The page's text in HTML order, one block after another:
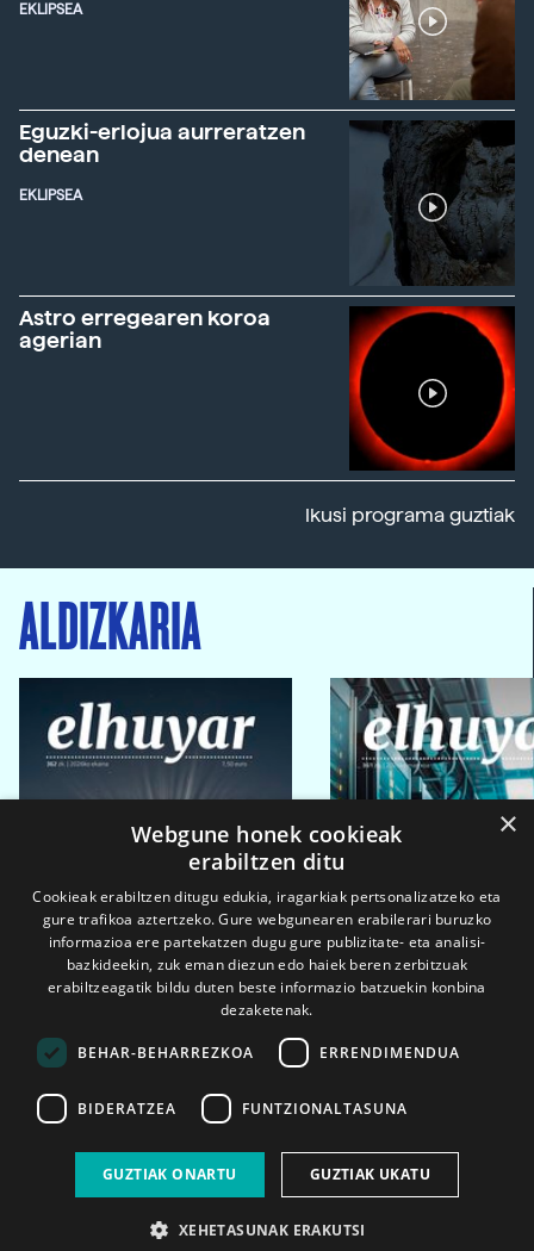
EKLIPSEA
Eguzki-erlojua aurreratzen
denean
EKLIPSEA
Astro erregearen koroa
agerian
Ikusi programa guztiak
ALDIZKARIA
2026ko eka. 1a 2026ko mar. 1a
×
Webgune honek cookieak
erabiltzen ditu
Cookieak erabiltzen ditugu edukia, iragarkiak pertsonalizatzeko eta
gure trafikoa aztertzeko. Gure webgunearen erabilerari buruzko
informazioa ere partekatzen dugu gure publizitate- eta analisi-
bazkideekin, zuk eman diezun edo haiek beren zerbitzuak
erabiltzeagatik bildu duten beste informazio batzuekin konbina
dezaketenak.
BEHAR-BEHARREZKOA ERRENDIMENDUA
BIDERATZEA FUNTZIONALTASUNA
GUZTIAK ONARTU GUZTIAK UKATU
XEHETASUNAK ERAKUTSI